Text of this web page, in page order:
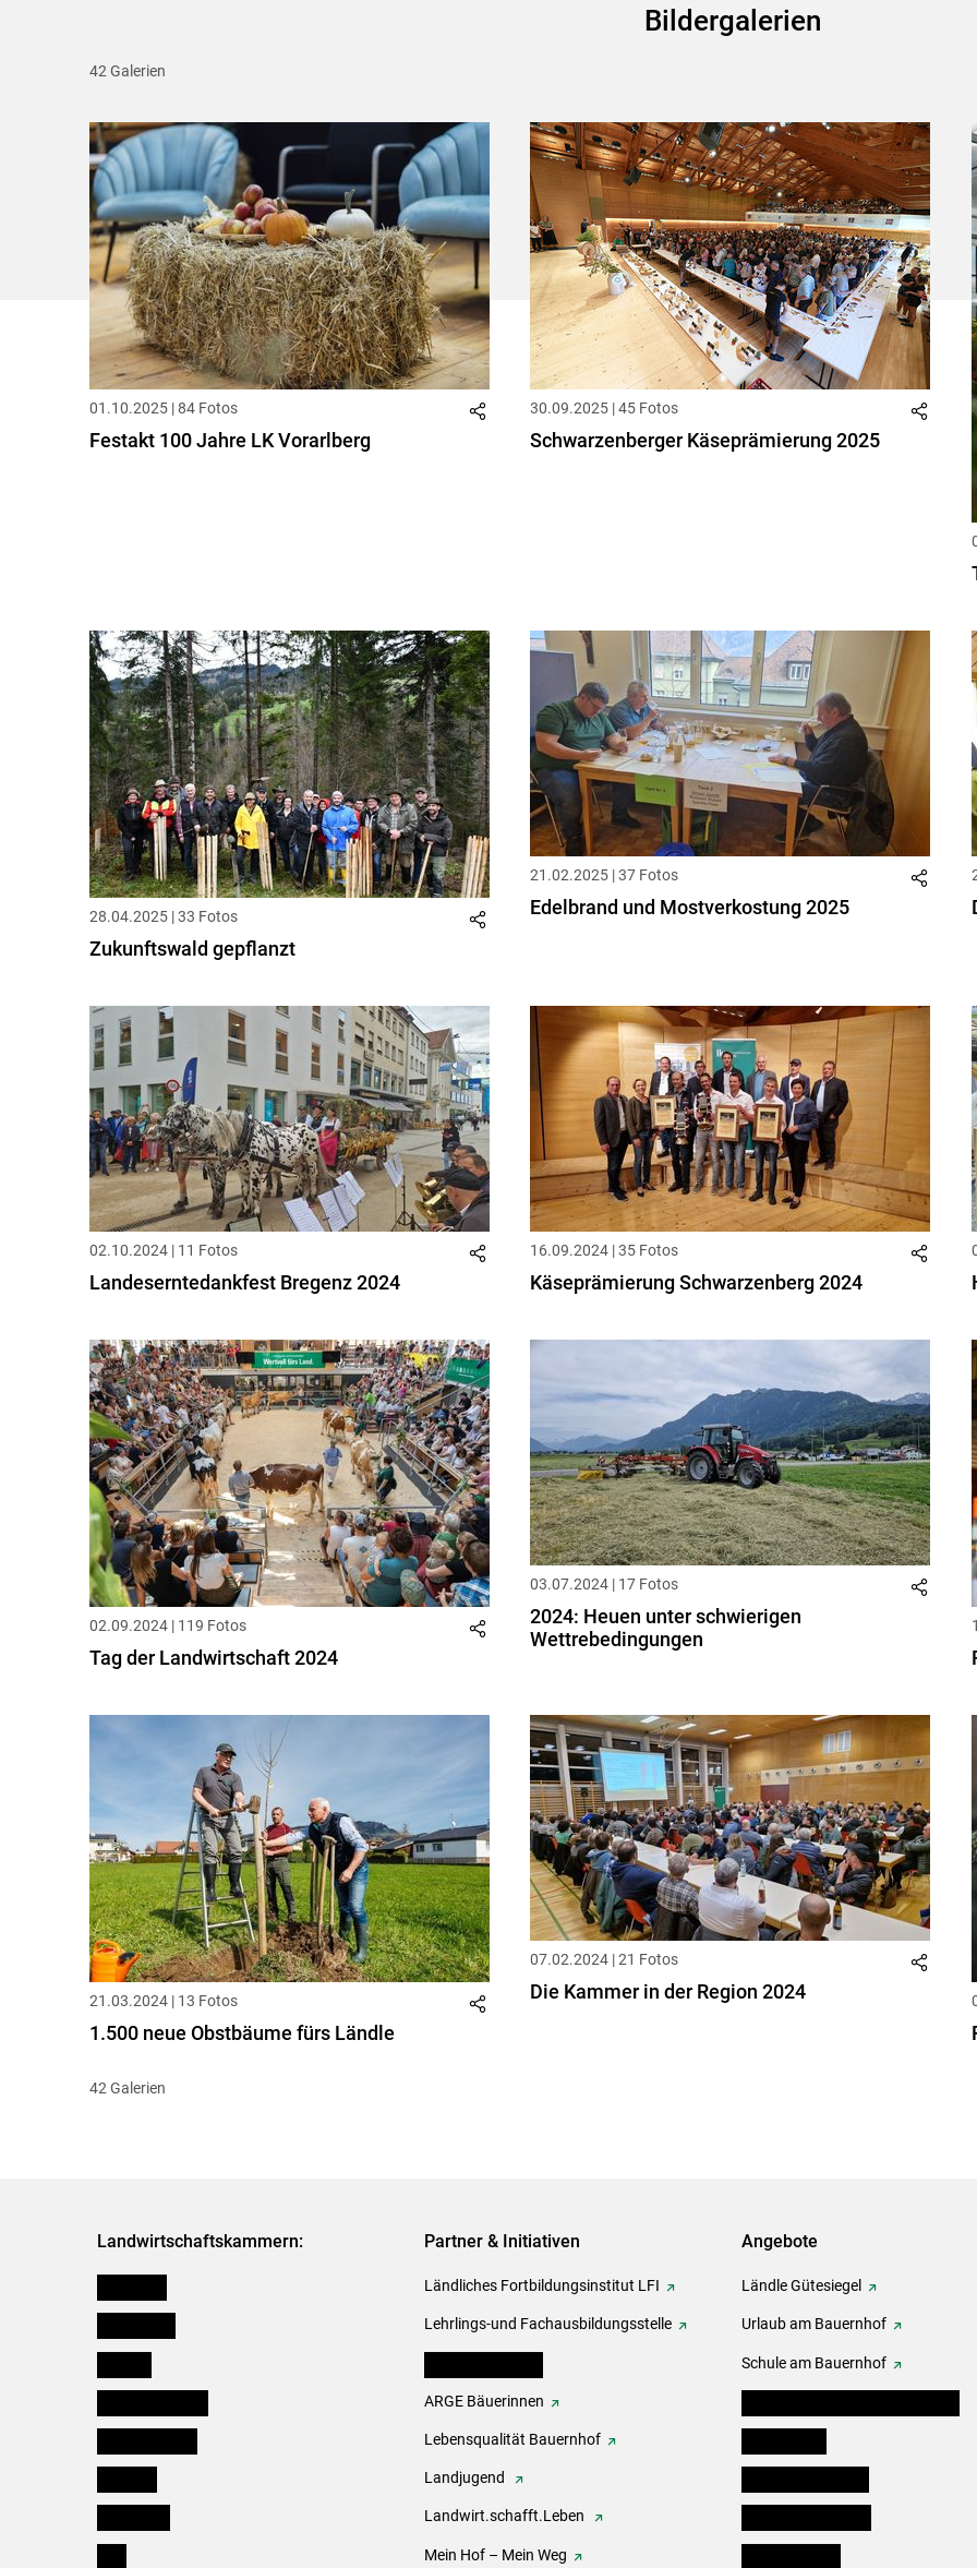
Bildergalerien
42 Galerien
01.10.2025 | 84 Fotos
Festakt 100 Jahre LK Vorarlberg
30.09.2025 | 45 Fotos
Schwarzenberger Käseprämierung 2025
28.04.2025 | 33 Fotos
Zukunftswald gepflanzt
21.02.2025 | 37 Fotos
Edelbrand und Mostverkostung 2025
02.10.2024 | 11 Fotos
Landeserntedankfest Bregenz 2024
16.09.2024 | 35 Fotos
Käseprämierung Schwarzenberg 2024
02.09.2024 | 119 Fotos
Tag der Landwirtschaft 2024
03.07.2024 | 17 Fotos
2024: Heuen unter schwierigen
Wettrebedingungen
21.03.2024 | 13 Fotos
1.500 neue Obstbäume fürs Ländle
07.02.2024 | 21 Fotos
Die Kammer in der Region 2024
42 Galerien
Landwirtschaftskammern: Partner & Initiativen
Ländliches Fortbildungsinstitut LFI
Lehrlings-und Fachausbildungsstelle
ARGE Bäuerinnen
Lebensqualität Bauernhof
Landjugend
Landwirt.schafft.Leben
Mein Hof – Mein Weg
Angebote
Ländle Gütesiegel
Urlaub am Bauernhof
Schule am Bauernhof